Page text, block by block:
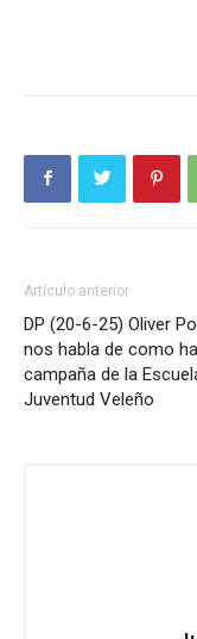
Artículo anterior
DP (20-6-25) Oliver
nos habla de como
campaña de la
Juventud Veleño